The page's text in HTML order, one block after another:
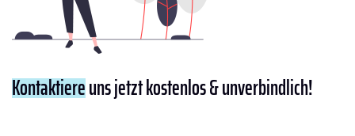
Kontaktiereuns jetzt kostenlos & unverbindlich!